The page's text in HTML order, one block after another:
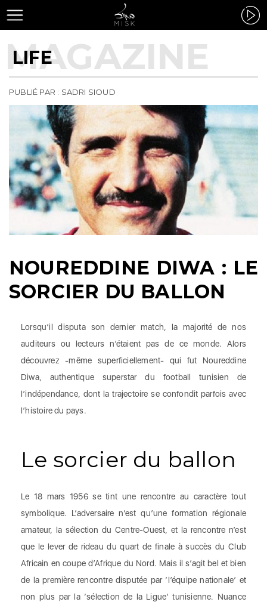
LIFE
PUBLIÉ PAR : SADRI SIOUD
NOUREDDINE DIWA : LE
SORCIER DU BALLON
Lorsqu’il disputa son dernier match, la majorité de nos
auditeurs ou lecteurs n’étaient pas de ce monde. Alors
découvrez -même superficiellement- qui fut Noureddine
Diwa, authentique superstar du football tunisien de
l’indépendance, dont la trajectoire se confondit parfois avec
l’histoire du pays.
Le sorcier du ballon
Le 18 mars 1956 se tint une rencontre au caractère tout
symbolique. L’adversaire n’est qu’une formation régionale
amateur, la sélection du Centre-Ouest, et la rencontre n’est
que le lever de rideau du quart de finale à succès du Club
Africain en coupe d’Afrique du Nord. Mais il s’agit bel et bien
de la première rencontre disputée par ‘l’équipe nationale’ et
non plus par la ‘sélection de la Ligue’ tunisienne. Nuance